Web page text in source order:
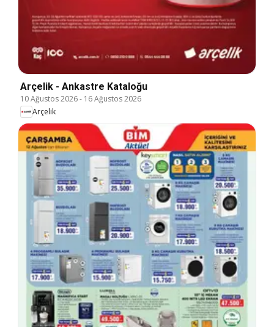
Arçelik - Ankastre Kataloğu
10 Ağustos 2026- 16 Ağustos 2026
Arçelik